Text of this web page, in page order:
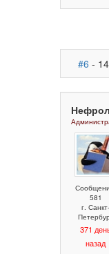
#6 -
581
г. Санкт-
371
назад